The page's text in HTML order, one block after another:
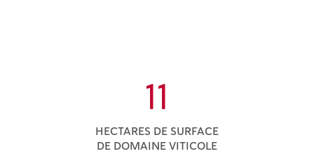
11
HECTARES DE SURFACE
DE DOMAINE VITICOLE